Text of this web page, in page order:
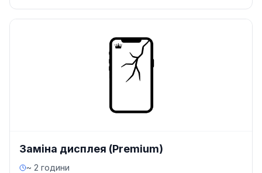
Заміна дисплея (Premium)
~ 2 години